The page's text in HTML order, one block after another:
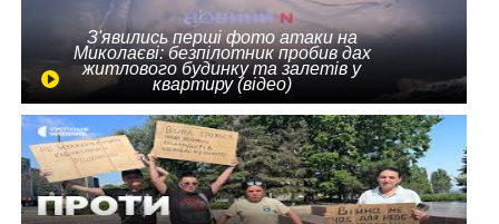
З'явились перші фото атаки на
Миколаєві: безпілотник пробив дах
житлового будинку та залетів у
квартиру (відео)